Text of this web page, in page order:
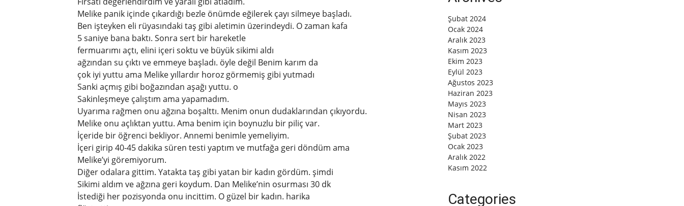
Melike panik içinde çıkardığı bezle önümde eğilerek çayı silmeye başladı.
Ben işteyken eli rüyasındaki taş gibi aletimin üzerindeydi. O zaman kafa
5 saniye bana baktı. Sonra sert bir hareketle
fermuarımı açtı, elini içeri soktu ve büyük sikimi aldı
ağzından su çıktı ve emmeye başladı. öyle değil Benim karım da
çok iyi yuttu ama Melike yıllardır horoz görmemiş gibi yutmadı
Sanki açmış gibi boğazından aşağı yuttu. o
Sakinleşmeye çalıştım ama yapamadım.
Uyarıma rağmen onu ağzına boşalttı. Menim onun dudaklarından çıkıyordu.
Melike onu açlıktan yuttu. Ama benim için boynuzlu bir piliç var.
İçeride bir öğrenci bekliyor. Annemi benimle yemeliyim.
İçeri girip 40-45 dakika süren testi yaptım ve mutfağa geri döndüm ama
Melike’yi göremiyorum.
Diğer odalara gittim. Yatakta taş gibi yatan bir kadın gördüm. şimdi
Sikimi aldım ve ağzına geri koydum. Dan Melike’nin osurması 30 dk
İstediği her pozisyonda onu incittim. O güzel bir kadın. harika
Şubat 2024
Ocak 2024
Aralık 2023
Kasım 2023
Ekim 2023
Eylül 2023
Ağustos 2023
Haziran 2023
Mayıs 2023
Nisan 2023
Mart 2023
Şubat 2023
Ocak 2023
Aralık 2022
Kasım 2022
Categories